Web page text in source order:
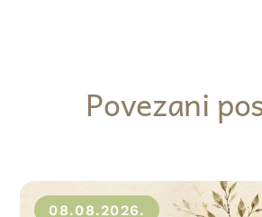
Povezani
08.08.2026.